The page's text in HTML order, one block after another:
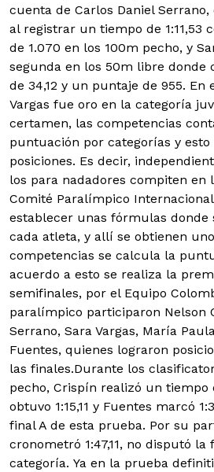
cuenta de Carlos Daniel
al registrar un tiempo de 1:11,53
de 1.070 en los 100m pecho, y
segunda en los 50m libre donde
de 34,12 y un puntaje de 955. En
Vargas fue oro en la categoría
certamen, las competencias
puntuación por categorías y esto
posiciones. Es decir,
los para nadadores compiten en
Comité Paralímpico
establecer unas fórmulas donde
cada atleta, y allí se obtienen
competencias se calcula la
acuerdo a esto se realiza la
semifinales, por el Equipo
paralímpico participaron Nelson
Serrano, Sara Vargas, María
Fuentes, quienes lograron
las finales.Durante los
pecho, Crispín realizó un tiempo
obtuvo 1:15,11 y Fuentes marcó
final A de esta prueba. Por su
cronometró 1:47,11, no disputó la
categoría. Ya en la prueba